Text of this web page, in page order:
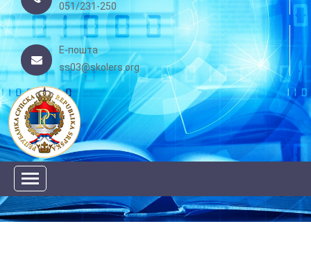
051/231-250
Е-пошта
ss03@skolers.org